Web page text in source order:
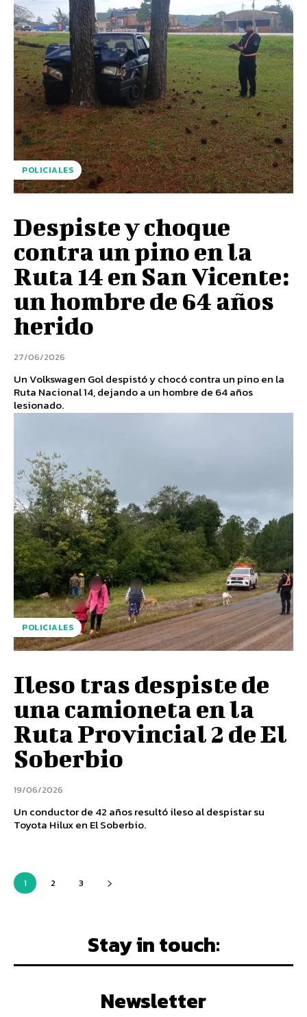
POLICIALES
Despiste y choque
contra un pino en la
Ruta 14 en San Vicente:
un hombre de 64 años
herido
27/06/2026
Un Volkswagen Gol despistó y chocó contra un pino en la
Ruta Nacional 14, dejando a un hombre de 64 años
lesionado.
POLICIALES
Ileso tras despiste de
una camioneta en la
Ruta Provincial 2 de El
Soberbio
19/06/2026
Un conductor de 42 años resultó ileso al despistar su
Toyota Hilux en El Soberbio.
1 2 3
Stay in touch:
Newsletter